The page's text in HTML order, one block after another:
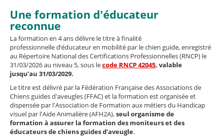
Une formation d'éducateur
reconnue
La formation en 4 ans délivre le titre à finalité
professionnelle d’éducateur en mobilité par le chien guide, enregistré
au Répertoire National des Certifications Professionnelles (RNCP) le
31/03/2026 au niveau 5, sous lecode RNCP 42045, valable
jusqu’au 31/03/2029.
Le titre est délivré par la Fédération Française des Associations de
Chiens guides d'aveugles (FFAC) et la formation est organisée et
dispensée par l'Association de Formation aux métiers du Handicap
visuel par l'Aide Animalière (AFH2A),seul organisme de
formation à assurer la formation des moniteurs et des
éducateurs de chiens guides d’aveugle.